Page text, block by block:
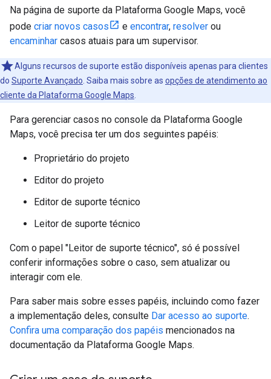
Na página de suporte da Plataforma Google Maps, você
pode criar novos casos e encontrar, resolver ou
encaminhar casos atuais para um supervisor.
Alguns recursos de suporte estão disponíveis apenas para clientes
do Suporte Avançado . Saiba mais sobre as opções de atendimento ao
cliente da Plataforma Google Maps
Para gerenciar casos no console da Plataforma Google
Maps, você precisa ter um dos seguintes papéis:
Proprietário do projeto
Editor do projeto
Editor de suporte técnico
Leitor de suporte técnico
Com o papel "Leitor de suporte técnico", só é possível
conferir informações sobre o caso, sem atualizar ou
interagir com ele.
Para saber mais sobre esses papéis, incluindo como fazer
a implementação deles, consulte Dar acesso ao suporte.
Confira uma comparação dos papéis mencionados na
documentação da Plataforma Google Maps.